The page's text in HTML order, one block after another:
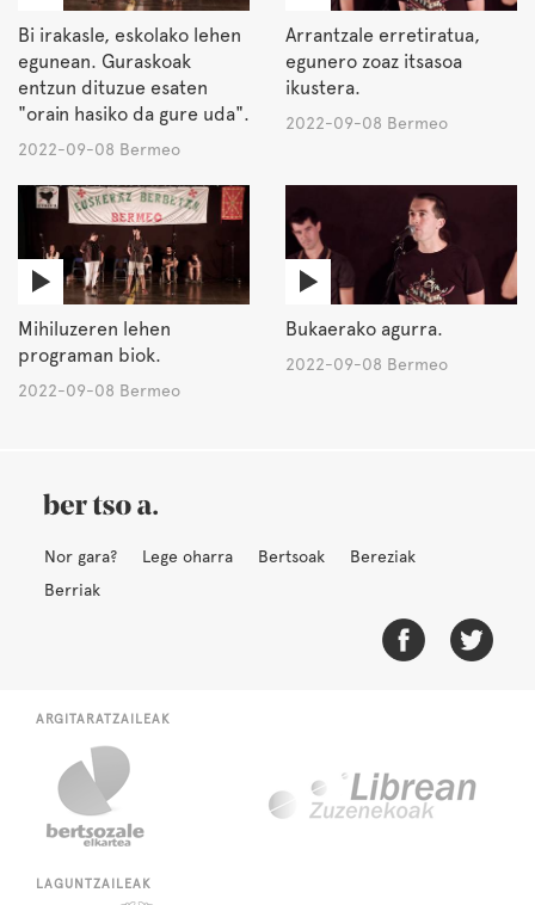
Bi irakasle, eskolako lehen
egunean. Guraskoak
entzun dituzue esaten
"orain hasiko da gure uda".
2022-09-08 Bermeo
Arrantzale erretiratua,
egunero zoaz itsasoa
ikustera.
2022-09-08 Bermeo
Mihiluzeren lehen
programan biok.
2022-09-08 Bermeo
Bukaerako agurra.
2022-09-08 Bermeo
Nor gara? Lege oharra Bertsoak
Bereziak
Berriak
ARGITARATZAILEAK
LAGUNTZAILEAK